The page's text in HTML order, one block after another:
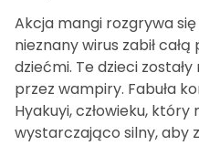
Akcja mangi rozgrywa
nieznany wirus zabił
dziećmi. Te dzieci
przez wampiry. Fabuła
Hyakuyi, człowieku,
wystarczająco silny, aby